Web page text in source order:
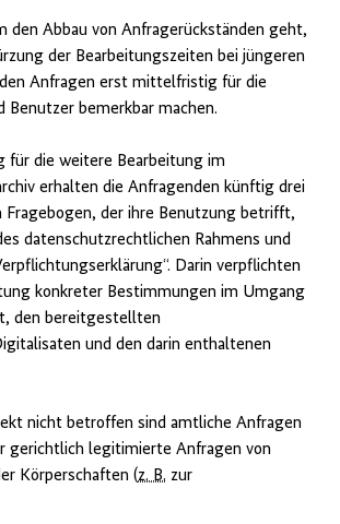
den Abbau von Anfragerückständen geht,
der Bearbeitungszeiten bei jüngeren
Anfragen erst mittelfristig für die
Benutzer bemerkbar machen.
für die weitere Bearbeitung im
erhalten die Anfragenden künftig drei
Fragebogen, der ihre Benutzung betrifft,
datenschutzrechtlichen Rahmens und
Darin verpflichten
konkreter Bestimmungen im Umgang
den bereitgestellten
und den darin enthaltenen
nicht betroffen sind amtliche Anfragen
gerichtlich legitimierte Anfragen von
Körperschaften (z. B. zur